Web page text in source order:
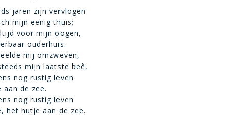
jaren zijn vervlogen
mijn eenig thuis;
voor mijn oogen,
ouderhuis.
mij omzweven,
mijn laatste beê,
nog rustig leven
de zee.
nog rustig leven
het hutje aan de zee.